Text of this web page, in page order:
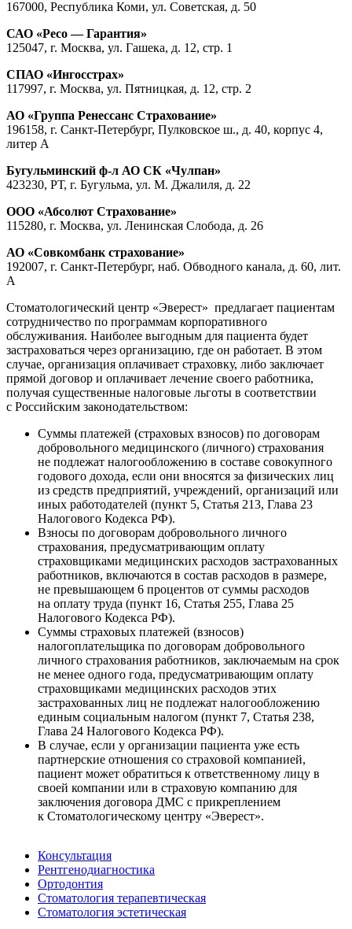
167000, Республика Коми, ул. Советская, д. 50
САО «Ресо — Гарантия»
125047, г. Москва, ул. Гашека, д. 12, стр. 1
СПАО «Ингосстрах»
117997, г. Москва, ул. Пятницкая, д. 12, стр. 2
АО «Группа Ренессанс Страхование»
196158, г. Санкт-Петербург, Пулковское ш., д. 40, корпус 4,
литер А
Бугульминский ф-л АО СК «Чулпан»
423230, РТ, г. Бугульма, ул. М. Джалиля, д. 22
ООО «Абсолют Страхование»
115280, г. Москва, ул. Ленинская Слобода, д. 26
АО «Совкомбанк страхование»
192007, г. Санкт-Петербург, наб. Обводного канала, д. 60, лит.
А
Стоматологический центр «Эверест» предлагает пациентам
сотрудничество по программам корпоративного
обслуживания. Наиболее выгодным для пациента будет
застраховаться через организацию, где он работает. В этом
случае, организация оплачивает страховку, либо заключает
прямой договор и оплачивает лечение своего работника,
получая существенные налоговые льготы в соответствии
с Российским законодательством:
Суммы платежей (страховых взносов) по договорам
добровольного медицинского (личного) страхования
не подлежат налогообложению в составе совокупного
годового дохода, если они вносятся за физических лиц
из средств предприятий, учреждений, организаций или
иных работодателей (пункт 5, Статья 213, Глава 23
Налогового Кодекса РФ).
Взносы по договорам добровольного личного
страхования, предусматривающим оплату
страховщиками медицинских расходов застрахованных
работников, включаются в состав расходов в размере,
не превышающем 6 процентов от суммы расходов
на оплату труда (пункт 16, Статья 255, Глава 25
Налогового Кодекса РФ).
Суммы страховых платежей (взносов)
налогоплательщика по договорам добровольного
личного страхования работников, заключаемым на срок
не менее одного года, предусматривающим оплату
страховщиками медицинских расходов этих
застрахованных лиц не подлежат налогообложению
единым социальным налогом (пункт 7, Статья 238,
Глава 24 Налогового Кодекса РФ).
В случае, если у организации пациента уже есть
партнерские отношения со страховой компанией,
пациент может обратиться к ответственному лицу в
своей компании или в страховую компанию для
заключения договора ДМС с прикреплением
к Стоматологическому центру «Эверест».
Консультация
Рентгенодиагностика
Ортодонтия
Стоматология терапевтическая
Стоматология эстетическая